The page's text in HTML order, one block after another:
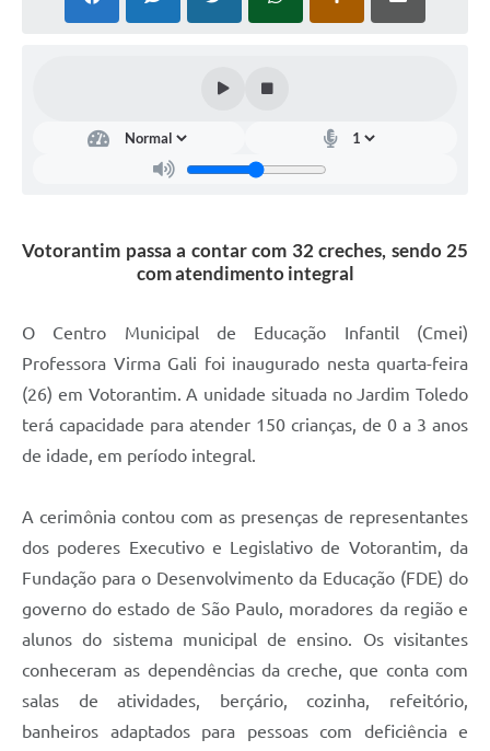
COVID - 19
Jornal (Edições anteriores)
Uso de Internet e Recursos de Informática
Arquivos para Download
Manual para arquivo de remessa – NFSe
Lei de Acesso à Informação
Legislação
IPTU Selo Verde
Contato
Votorantim passa a contar com 32 creches, sendo 25
com atendimento integral
O Centro Municipal de Educação Infantil (Cmei)
Professora Virma Gali foi inaugurado nesta quarta-feira
(26) em Votorantim. A unidade situada no Jardim Toledo
terá capacidade para atender 150 crianças, de 0 a 3 anos
de idade, em período integral.
A cerimônia contou com as presenças de representantes
dos poderes Executivo e Legislativo de Votorantim, da
Fundação para o Desenvolvimento da Educação (FDE) do
governo do estado de São Paulo, moradores da região e
alunos do sistema municipal de ensino. Os visitantes
conheceram as dependências da creche, que conta com
salas de atividades, berçário, cozinha, refeitório,
banheiros adaptados para pessoas com deficiência e